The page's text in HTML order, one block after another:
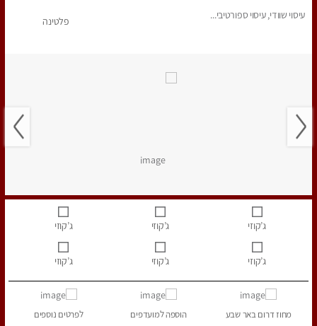
עיסוי שוודי, עיסוי ספורטיבי...
פלטינה
ג’קוזי ג’קוזי ג’קוזי
ג’קוזי ג’קוזי ג’קוזי
מחוז דרוםבאר שבע הוספהלמועדפים לפרטים נוספים